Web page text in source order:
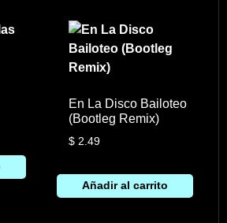
En La Disco Bailoteo
(Bootleg Remix)
$ 2.49
Añadir al carrito